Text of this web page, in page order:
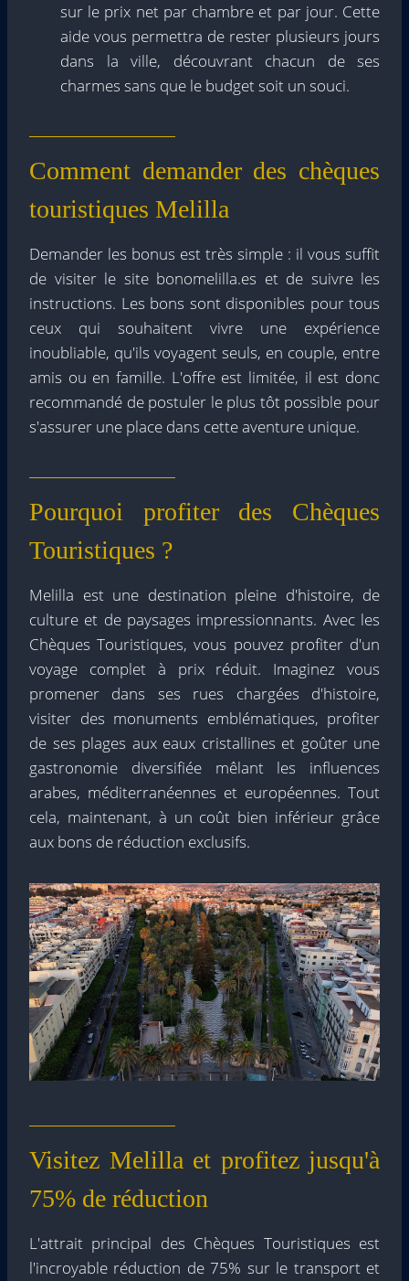
sur le prix net par chambre et par jour. Cette
aide vous permettra de rester plusieurs jours
dans la ville, découvrant chacun de ses
charmes sans que le budget soit un souci.
Comment demander des chèques
touristiques Melilla
Demander les bonus est très simple : il vous suffit
de visiter le site bonomelilla.es et de suivre les
instructions. Les bons sont disponibles pour tous
ceux qui souhaitent vivre une expérience
inoubliable, qu'ils voyagent seuls, en couple, entre
amis ou en famille. L'offre est limitée, il est donc
recommandé de postuler le plus tôt possible pour
s'assurer une place dans cette aventure unique.
Pourquoi profiter des Chèques
Touristiques ?
Melilla est une destination pleine d'histoire, de
culture et de paysages impressionnants. Avec les
Chèques Touristiques, vous pouvez profiter d'un
voyage complet à prix réduit. Imaginez vous
promener dans ses rues chargées d'histoire,
visiter des monuments emblématiques, profiter
de ses plages aux eaux cristallines et goûter une
gastronomie diversifiée mêlant les influences
arabes, méditerranéennes et européennes. Tout
cela, maintenant, à un coût bien inférieur grâce
aux bons de réduction exclusifs.
Visitez Melilla et profitez jusqu'à
75% de réduction
L'attrait principal des Chèques Touristiques est
l'incroyable réduction de 75% sur le transport et